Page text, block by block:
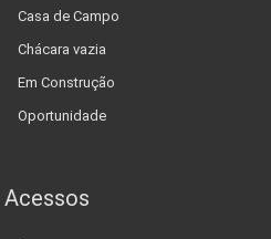
Casa de Campo
Chácara vazia
Em Construção
Oportunidade
Acessos